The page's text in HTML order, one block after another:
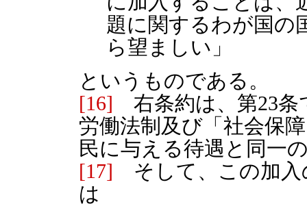
題に関するわが国の
ら望ましい」
というものである。
[16] 右条約は、第23条
労働法制及び「社会保
民に与える待遇と同一
[17] そして、この加入
は